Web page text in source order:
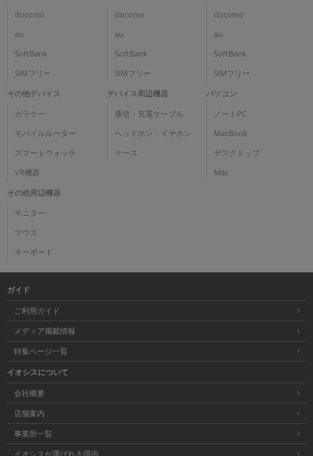
docomo
au
SoftBank
SIMフリー
docomo
au
SoftBank
SIMフリー
docomo
au
SoftBank
SIMフリー
その他デバイス
ガラケー
モバイルルーター
スマートウォッチ
VR機器
デバイス周辺機器
通信・充電ケーブル
ヘッドホン・イヤホン
ケース
パソコン
ノートPC
MacBook
デスクトップ
Mac
その他周辺機器
モニター
マウス
キーボード
ガイド
ご利用ガイド
メディア掲載情報
特集ページ一覧
イオシスについて
会社概要
店舗案内
事業所一覧
イオシスが選ばれる理由